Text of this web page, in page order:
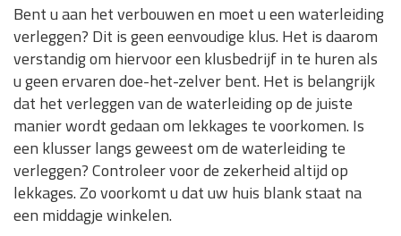
Bent u aan het verbouwen en moet u een waterleiding
verleggen? Dit is geen eenvoudige klus. Het is daarom
verstandig om hiervoor een klusbedrijf in te huren als
u geen ervaren doe-het-zelver bent. Het is belangrijk
dat het verleggen van de waterleiding op de juiste
manier wordt gedaan om lekkages te voorkomen. Is
een klusser langs geweest om de waterleiding te
verleggen? Controleer voor de zekerheid altijd op
lekkages. Zo voorkomt u dat uw huis blank staat na
een middagje winkelen.